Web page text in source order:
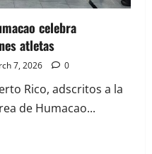
celebra
atletas
7, 2026 0
Rico, adscritos a la
de Humacao...